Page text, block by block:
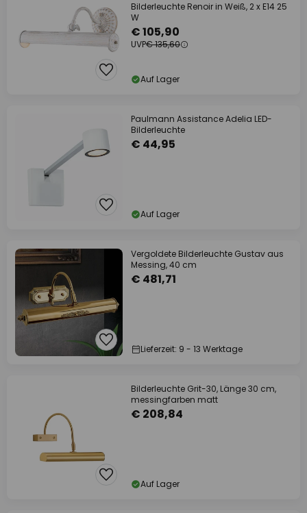
Bilderleuchte Renoir in Weiß, 2 x E14 25
W
€ 105,90
UVP€ 135,60
Auf Lager
Paulmann Assistance Adelia LED-
Bilderleuchte
€ 44,95
Auf Lager
Vergoldete Bilderleuchte Gustav aus
Messing, 40 cm
€ 481,71
Lieferzeit: 9 - 13 Werktage
Bilderleuchte Grit-30, Länge 30 cm,
messingfarben matt
€ 208,84
Auf Lager